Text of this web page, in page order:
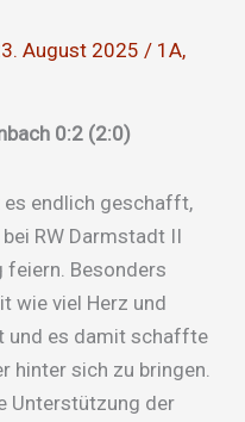
August 2025 / 1A,
0:2 (2:0)
es endlich geschafft,
RW Darmstadt II
feiern. Besonders
wie viel Herz und
und es damit schaffte
hinter sich zu bringen.
Unterstützung der